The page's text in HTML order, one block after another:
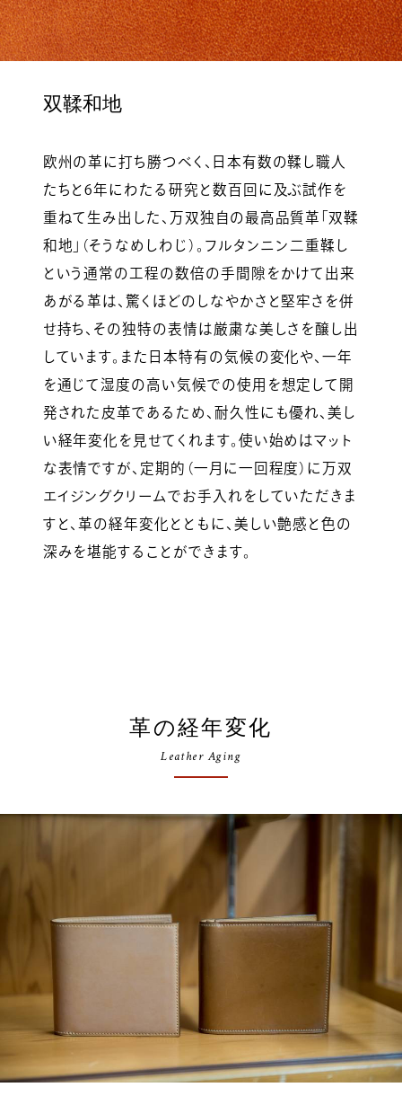
双鞣和地
欧州の革に打ち勝つべく、日本有数の鞣し職人
たちと6年にわたる研究と数百回に及ぶ試作を
重ねて生み出した、万双独自の最高品質革「双鞣
和地」（そうなめしわじ）。フルタンニン二重鞣し
という通常の工程の数倍の手間隙をかけて出来
あがる革は、驚くほどのしなやかさと堅牢さを併
せ持ち、その独特の表情は厳粛な美しさを醸し出
しています。また日本特有の気候の変化や、一年
を通じて湿度の高い気候での使用を想定して開
発された皮革であるため、耐久性にも優れ、美し
い経年変化を見せてくれます。使い始めはマット
な表情ですが、定期的（一月に一回程度）に万双
エイジングクリームでお手入れをしていただきま
すと、革の経年変化とともに、美しい艶感と色の
深みを堪能することができます。
革の経年変化
Leather Aging